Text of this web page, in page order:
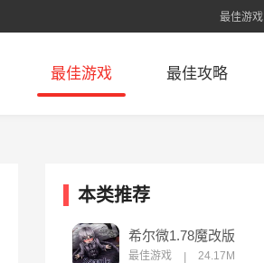
最佳游戏
最佳游戏 最佳攻略
本类推荐
希尔微1.78魔改版
最佳游戏 24.17M